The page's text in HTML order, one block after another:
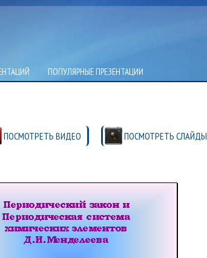
ПОПУЛЯРНЫЕ ПРЕЗЕНТАЦИИ
ПОСМОТРЕТЬ ВИДЕО ПОСМОТРЕТЬ СЛАЙДЫ